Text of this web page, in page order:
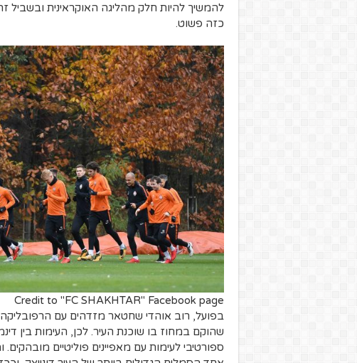
להמשיך להיות חלק מהליגה האוקראינית
כזה פשוט.
Credit to "FC SHAKHTAR" Facebook page
בפועל, רוב אוהדי שחטאר מזדהים עם
ספורטיבי לעימות עם מאפיינים פוליטיים